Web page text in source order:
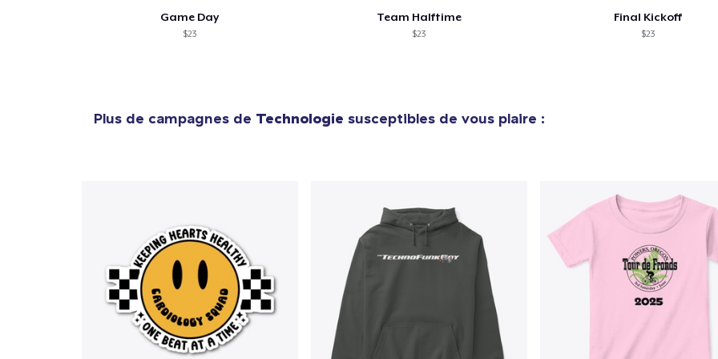
Game Day
$23
Team Halftime
$23
Final Kickoff
$23
Plus de campagnes de Technologie susceptibles de vous plaire :